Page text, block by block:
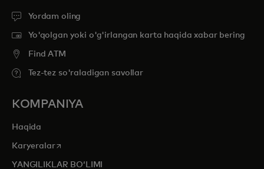
Yordam oling
Yo'qolgan yoki o'g'irlangan karta haqida xabar bering
Find ATM
Tez-tez so'raladigan savollar
KOMPANIYA
Haqida
Karyeralaropens in a new tab
YANGILIKLAR BOʻLIMI